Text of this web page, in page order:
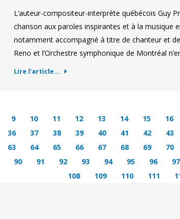
L’auteur-compositeur-interprète québécois Guy
chanson aux paroles inspirantes et à la musique
notamment accompagné à titre de chanteur et
Reno et l’Orchestre symphonique de Montréal
Lire l'article...
9 10 11 12 13 14 15 16
36 37 38 39 40 41 42 43
63 64 65 66 67 68 69 70
90 91 92 93 94 95 96 97
108
109 110 111